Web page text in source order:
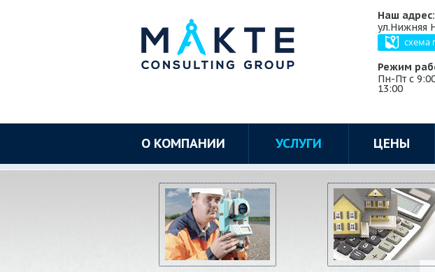
Наш адрес:
ул.Нижняя
схема
Режим
Пн-Пт с
13:00
О КОМПАНИИ УСЛУГИ ЦЕНЫ